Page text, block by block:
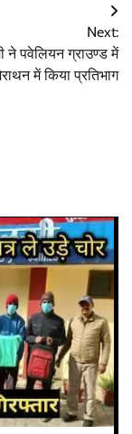
Next:
ने पवेलियन ग्राउण्ड में
में किया प्रतिभाग